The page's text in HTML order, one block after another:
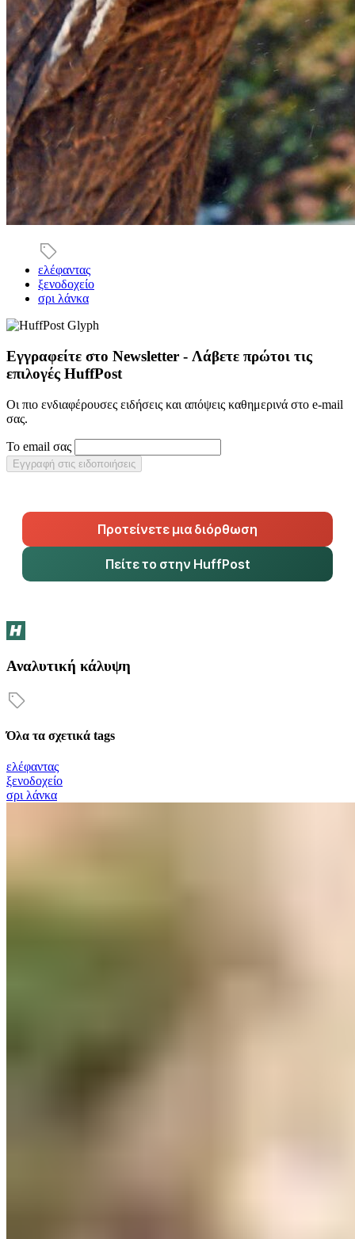
ελέφαντας
ξενοδοχείο
σρι λάνκα
Εγγραφείτε στο Newsletter - Λάβετε πρώτοι τις
επιλογές HuffPost
Οι πιο ενδιαφέρουσες ειδήσεις και απόψεις καθημερινά στο e-mail
σας.
Το email σας
Εγγραφή στις ειδοποιήσεις
Προτείνετε μια διόρθωση
Πείτε το στην HuffPost
Αναλυτική κάλυψη
Όλα τα σχετικά tags
ελέφαντας
ξενοδοχείο
σρι λάνκα